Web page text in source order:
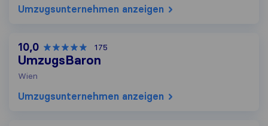
Umzugs​unternehmen anzeigen
10,0 175
UmzugsBaron
Wien
Umzugs​unternehmen anzeigen